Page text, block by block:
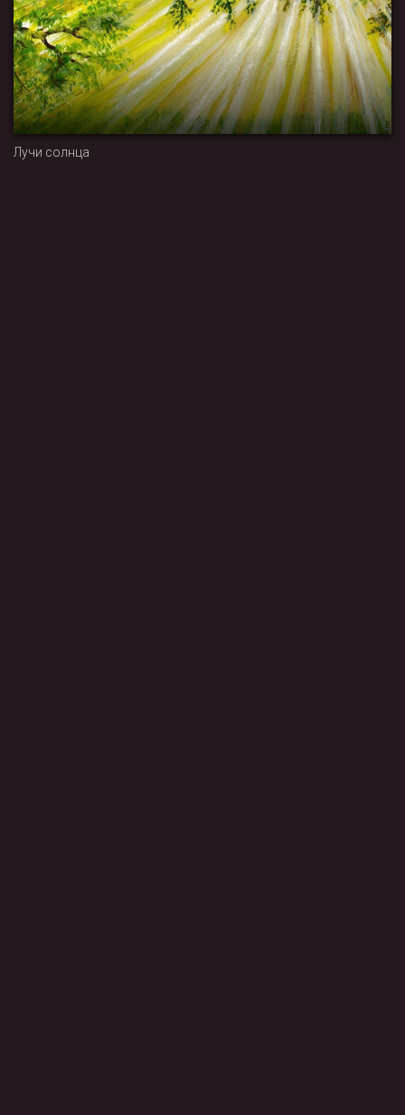
Лучи солнца